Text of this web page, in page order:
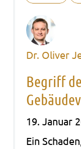
Dr. Oliver
Begriff
19. Januar
Ein